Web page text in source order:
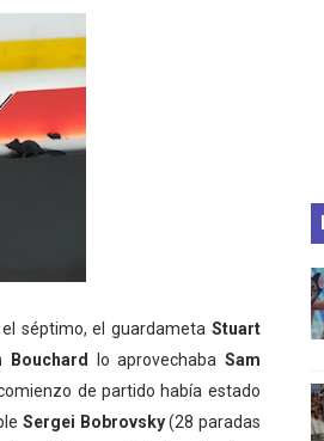
séptimo, el guardameta Stuart
Bouchard lo aprovechaba Sam
de partido había estado
Sergei Bobrovsky(28 paradas